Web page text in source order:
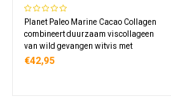
Planet Paleo Marine Cacao Collagen
combineert duurzaam viscollageen
van wild gevangen witvis met
biologische cacaopoeder voor een
€42,95